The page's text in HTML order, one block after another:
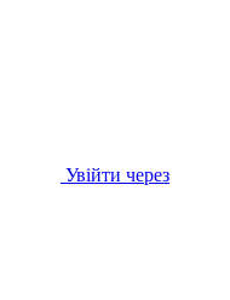
Увійти через